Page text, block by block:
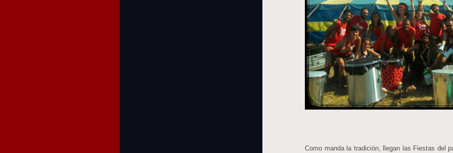
Como manda la tradición, llegan las Fiestas del